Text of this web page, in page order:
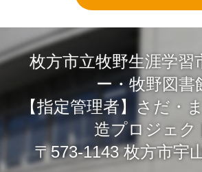
枚方市立牧野生涯学習
ー・牧野図書
【指定管理者】さだ・
造プロジェク
〒573-1143 枚方市宇